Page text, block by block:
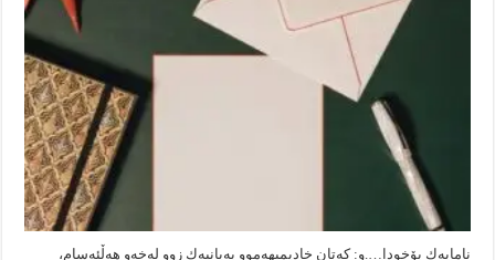
نامایەك بۆخودا….و: كەتان خادیمیهەموو بەیانیەك زوو لەخەو هەڵئەسام،